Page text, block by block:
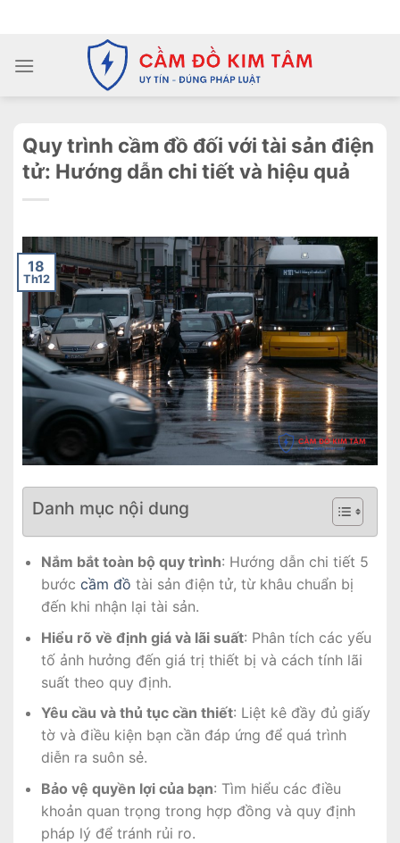
dung
Quy trình cầm đồ đối với tài sản điện
tử: Hướng dẫn chi tiết và hiệu quả
18
Th12
Danh mục nội dung
Nắm bắt toàn bộ quy trình: Hướng dẫn chi tiết 5
bước cầm đồ tài sản điện tử, từ khâu chuẩn bị
đến khi nhận lại tài sản.
Hiểu rõ về định giá và lãi suất: Phân tích các yếu
tố ảnh hưởng đến giá trị thiết bị và cách tính lãi
suất theo quy định.
Yêu cầu và thủ tục cần thiết: Liệt kê đầy đủ giấy
tờ và điều kiện bạn cần đáp ứng để quá trình
diễn ra suôn sẻ.
Bảo vệ quyền lợi của bạn: Tìm hiểu các điều
khoản quan trọng trong hợp đồng và quy định
pháp lý để tránh rủi ro.